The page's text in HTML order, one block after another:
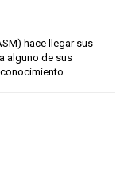
hace llegar sus
alguno de sus